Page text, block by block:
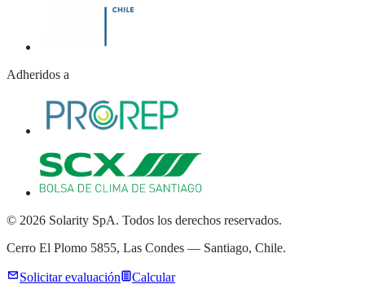
Adheridos a
© 2026 Solarity SpA. Todos los derechos reservados.
Cerro El Plomo 5855, Las Condes — Santiago, Chile.
Solicitar evaluación Calcular